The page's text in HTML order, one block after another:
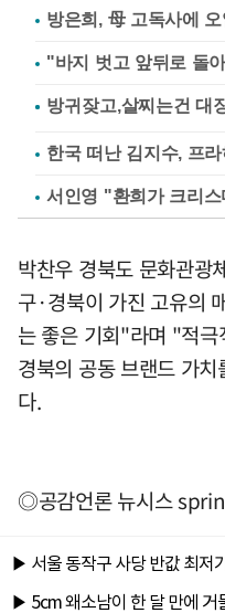
방은희, 母 고독사에
"바지 벗고 앞뒤로 돌
한국 떠난 김지수, 프
서인영 "환희가 크리
박찬우 경북도 문화관광
구·경북이 가진 고유의
는 좋은 기회"라며 "적
경북의 공동 브랜드 가
다.
◎공감언론 뉴시스